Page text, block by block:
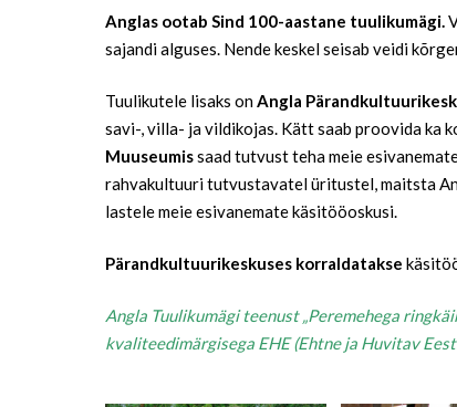
Anglas ootab Sind 100-aastane tuulikumägi.
sajandi alguses. Nende keskel seisab veidi
Tuulikutele lisaks onAngla
savi-, villa- ja vildikojas. Kätt saab proovida ka
Muuseumissaad tutvust teha meie
rahvakultuuri tutvustavatel üritustel, maitsta
lastele meie esivanemate käsitööoskusi.
Pärandkultuurikeskuses korraldatakse
Angla Tuulikumägi teenust „Peremehega
kvaliteedimärgisega EHE (Ehtne ja Huvitav